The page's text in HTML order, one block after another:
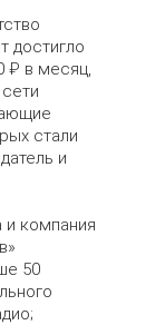
достигло
₽ в месяц,
стали
и
и компания
50